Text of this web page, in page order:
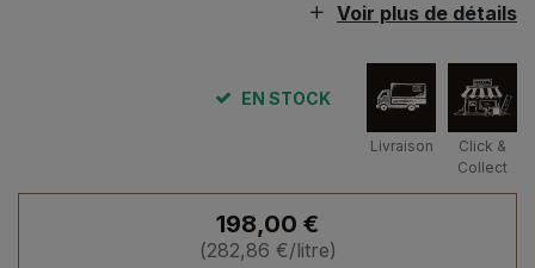
Voir plus de détails
EN STOCK
Livraison
Click &
Collect
198,00 €
(282,86 €/litre)